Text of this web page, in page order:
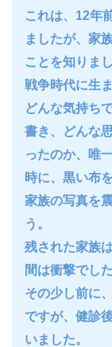
これは、12年
ましたが、家
ことを知りまし
戦争時代に生
どんな気持ち
書き、どんな
ったのか、唯
時に、黒い布
家族の写真を
う。
残された家族
間は衝撃でした
その少し前に
ですが、健診
いました。